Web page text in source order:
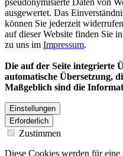
pseudonymisierte Daten von
ausgewertet. Das
können Sie jederzeit
auf dieser Website finden Sie
zu uns im Impressum.
Die auf der Seite integrierte
automatische Übersetzung,
Maßgeblich sind die
Einstellungen
Erforderlich
Zustimmen
Diese Cookies werden für